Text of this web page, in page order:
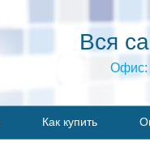
Вся
Офис:
Как купить